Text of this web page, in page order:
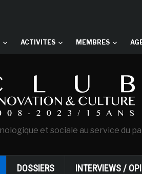
ACTIVITES MEMBRES
et sociale au service du
DOSSIERS INTERVIEWS /